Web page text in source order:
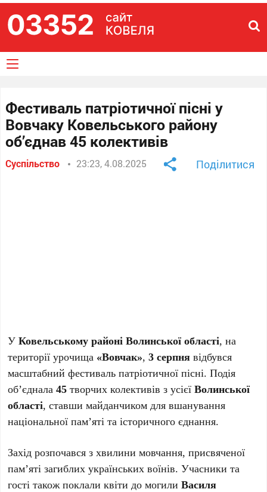
Фестиваль патріотичної пісні у
Вовчаку Ковельського району
об’єднав 45 колективів
Суспільство 23:23, 4.08.2025 Поділитися
УКовельському районі Волинської області, на
території урочища «Вовчак»,3 серпня відбувся
масштабний фестиваль патріотичної пісні. Подія
об’єднала45 творчих колективів з усієїВолинської
області, ставши майданчиком для вшанування
національної пам’яті та історичного єднання.
Захід розпочався з хвилини мовчання, присвяченої
пам’яті загиблих українських воїнів. Учасники та
гості також поклали квіти до могилиВасиля